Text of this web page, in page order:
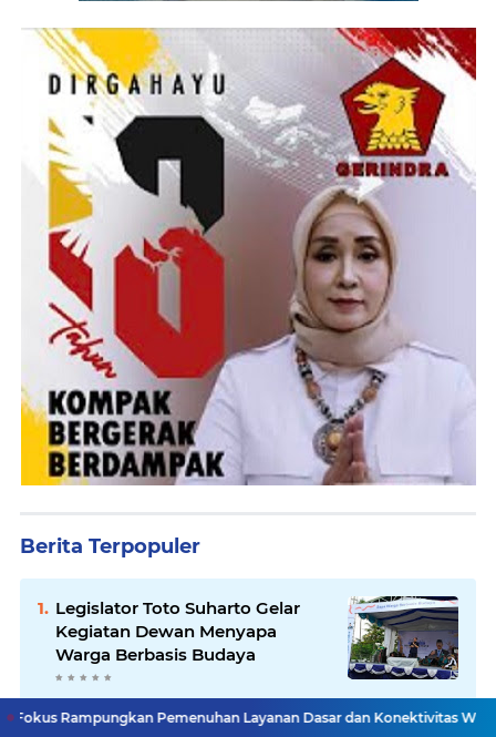
Berita Terpopuler
Legislator Toto Suharto Gelar
Kegiatan Dewan Menyapa
Warga Berbasis Budaya
Minim Anggaran Garut Undur
Pemenuhan Layanan Dasar dan Konektivitas Wilayah pada 2027